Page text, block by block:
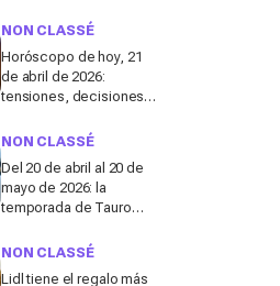
independientes hoy en
especialista
NON CLASSÉ
Horóscopo de hoy, 21
de abril de 2026:
tensiones, decisiones
salud y dinero
NON CLASSÉ
Del 20 de abril al 20 de
mayo de 2026: la
temporada de Tauro
5 signos del zodiaco
NON CLASSÉ
Lidl tiene el regalo más